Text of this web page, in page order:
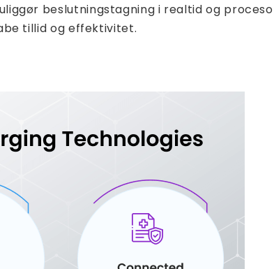
beslutningstagning i realtid og
tillid og effektivitet.